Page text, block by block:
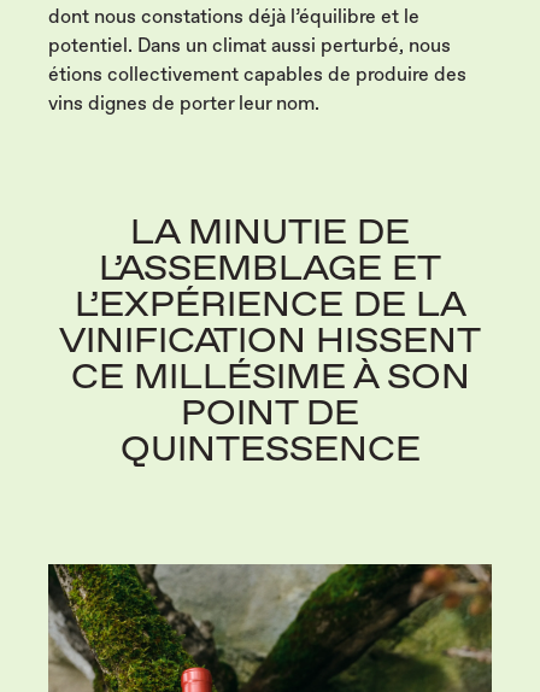
dont nous constations déjà l’équilibre et le
potentiel. Dans un climat aussi perturbé, nous
étions collectivement capables de produire des
vins dignes de porter leur nom.
LA MINUTIE DE
L’ASSEMBLAGE ET
L’EXPÉRIENCE DE LA
VINIFICATION HISSENT
CE MILLÉSIME À SON
POINT DE
QUINTESSENCE